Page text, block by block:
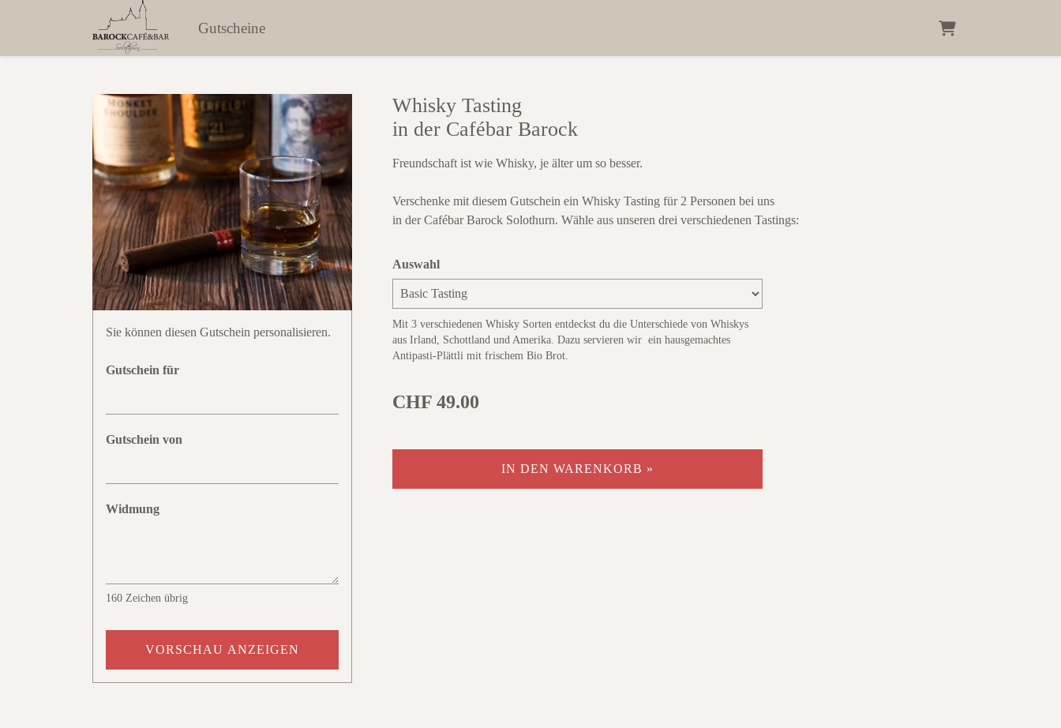
Gutscheine
Warenkorb
Sie können diesen Gutschein personalisieren.
Gutschein für
Gutschein von
Widmung
160 Zeichen übrig
VORSCHAU ANZEIGEN
Whisky Tasting
in der Cafébar Barock
Freundschaft ist wie Whisky, je älter um so besser.
Verschenke mit diesem Gutschein ein Whisky Tasting für 2 Personen bei uns
in der Cafébar Barock Solothurn. Wähle aus unseren drei verschiedenen Tastings:
Auswahl
Mit 3 verschiedenen Whisky Sorten entdeckst du die Unterschiede von Whiskys
aus Irland, Schottland und Amerika. Dazu servieren wir ein hausgemachtes
Antipasti-Plättli mit frischem Bio Brot.
CHF 49.00
IN DEN WARENKORB »